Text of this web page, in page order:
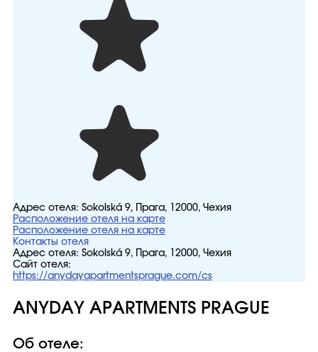
Адрес отеля: Sokolská 9, Прага, 12000, Чехия
Расположение отеля на карте
Расположение отеля на карте
Контакты отеля
Адрес отеля: Sokolská 9, Прага, 12000, Чехия
Сайт отеля:
https://anydayapartmentsprague.com/cs
ANYDAY APARTMENTS PRAGUE
Об отеле: